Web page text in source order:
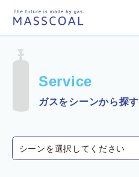
Service
ガスをシーンから探す
シーンを選択してください